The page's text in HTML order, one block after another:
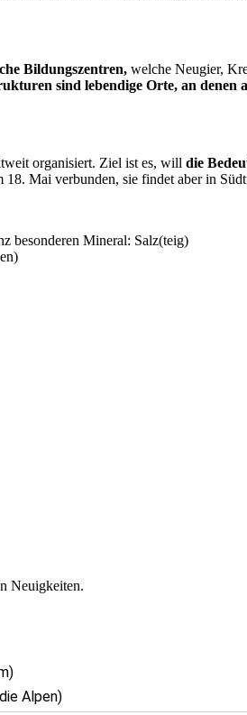
Bildungszentren, welche Neugier,
sind lebendige Orte, an
organisiert. Ziel ist es, will die
Mai verbunden, sie findet aber in
besonderen Mineral: Salz(teig)
Neuigkeiten.
Alpen)